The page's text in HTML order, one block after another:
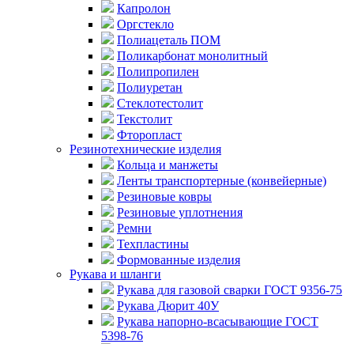
Капролон
Оргстекло
Полиацеталь ПОМ
Поликарбонат монолитный
Полипропилен
Полиуретан
Стеклотестолит
Текстолит
Фторопласт
Резинотехнические изделия
Кольца и манжеты
Ленты транспортерные (конвейерные)
Резиновые ковры
Резиновые уплотнения
Ремни
Техпластины
Формованные изделия
Рукава и шланги
Рукава для газовой сварки ГОСТ 9356-75
Рукава Дюрит 40У
Рукава напорно-всасывающие ГОСТ
5398-76